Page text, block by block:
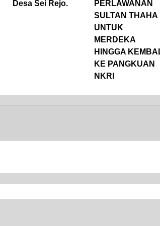
Desa Sei Rejo.
PERLAWANAN
SULTAN THAHA
UNTUK
MERDEKA
HINGGA
KE PANGKUAN
NKRI